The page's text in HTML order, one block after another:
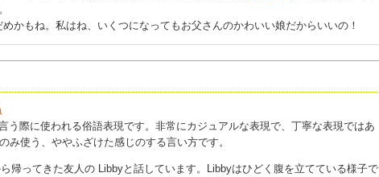
かもね。私はね、いくつになってもお父さんのかわいい娘だからいいの！
う際に使われる俗語表現です。非常にカジュアルな表現で、丁寧な表現ではあ
み使う、ややふざけた感じのする言い方です。
帰ってきた友人の Libbyと話しています。Libbyはひどく腹を立てている様子で